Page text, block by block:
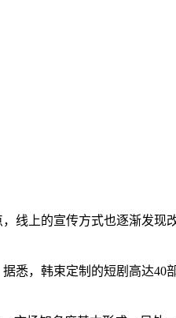
线上的宣传方式也逐渐发现
悉，韩束定制的短剧高达40